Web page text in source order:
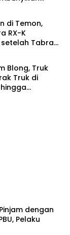
di Temon,
RX-K
Tabrak
Blong, Truk
Truk di
dengan
Pelaku